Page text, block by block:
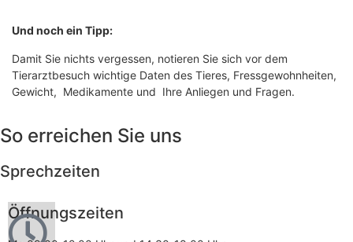
Und noch ein Tipp:
Damit Sie nichts vergessen, notieren Sie sich vor dem
Tierarztbesuch wichtige Daten des Tieres, Fressgewohnheiten,
Gewicht, Medikamente und Ihre Anliegen und Fragen.
So erreichen Sie uns
Sprechzeiten
Öffnungszeiten